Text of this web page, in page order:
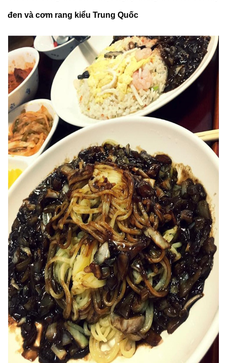
đen và cơm rang kiểu Trung Quốc